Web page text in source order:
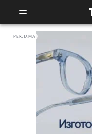
РЕКЛАМА